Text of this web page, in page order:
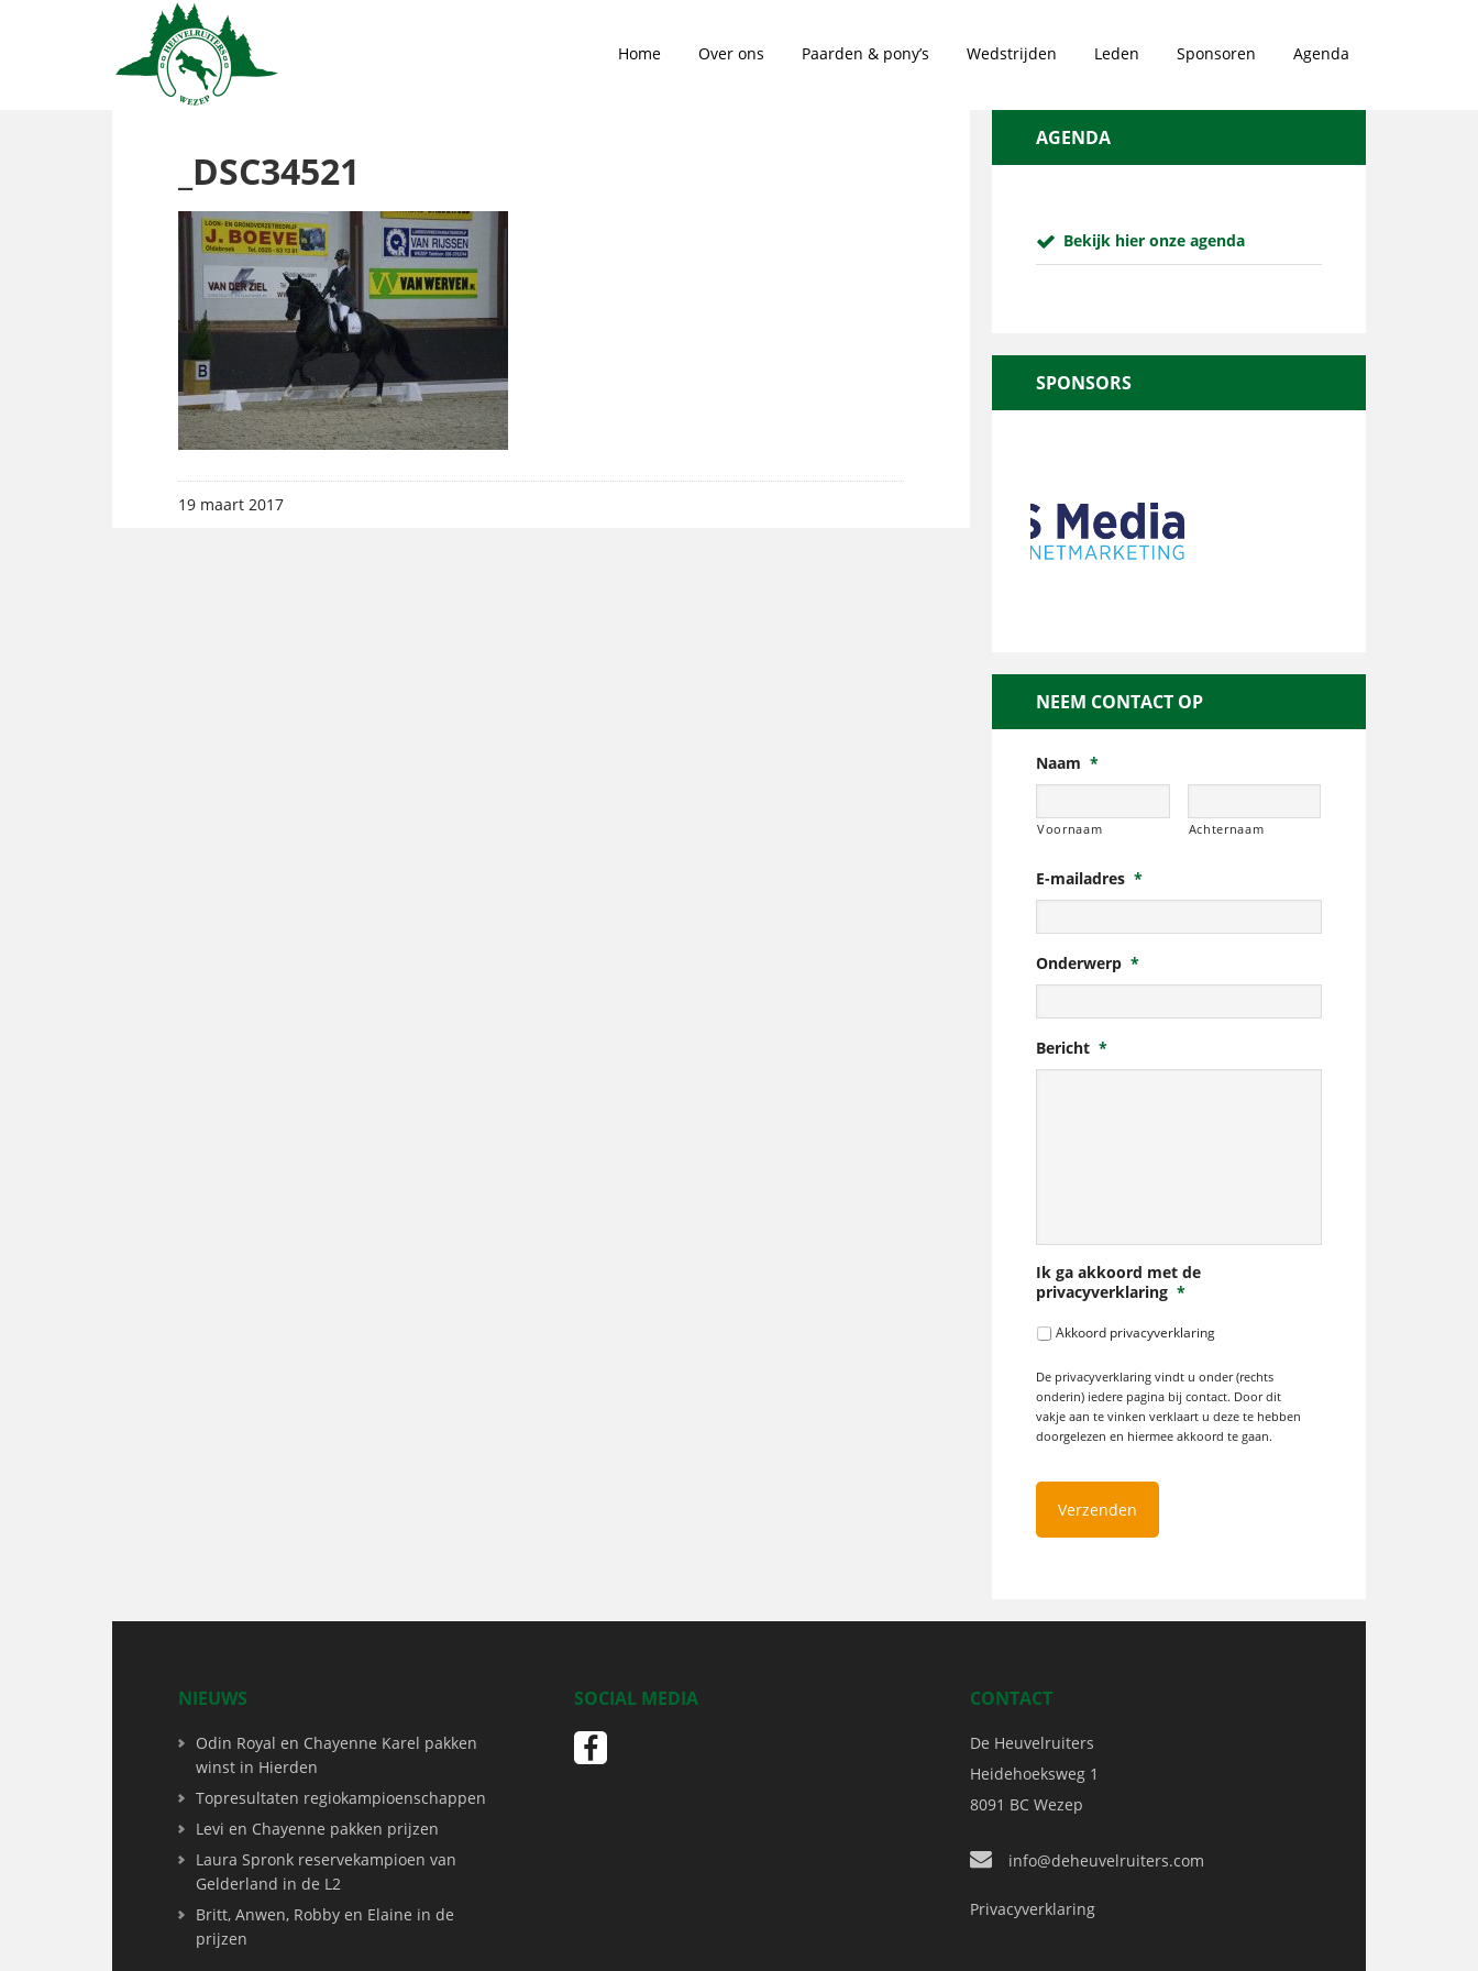
Home Over ons Paarden & pony’s Wedstrijden Leden Sponsoren Agenda
_DSC34521
19 maart 2017
AGENDA
Bekijk hier onze agenda
SPONSORS
NEEM CONTACT OP
Naam *
Voornaam Achternaam
E-mailadres *
Onderwerp *
Bericht *
Ik ga akkoord met de
privacyverklaring *
Akkoord privacyverklaring
De privacyverklaring vindt u onder (rechts
onderin) iedere pagina bij contact. Door dit
vakje aan te vinken verklaart u deze te hebben
doorgelezen en hiermee akkoord te gaan.
NIEUWS
Odin Royal en Chayenne Karel pakken
winst in Hierden
Topresultaten regiokampioenschappen
Levi en Chayenne pakken prijzen
Laura Spronk reservekampioen van
Gelderland in de L2
Britt, Anwen, Robby en Elaine in de
prijzen
SOCIAL MEDIA CONTACT
De Heuvelruiters
Heidehoeksweg 1
8091 BC Wezep
info@deheuvelruiters.com
Privacyverklaring